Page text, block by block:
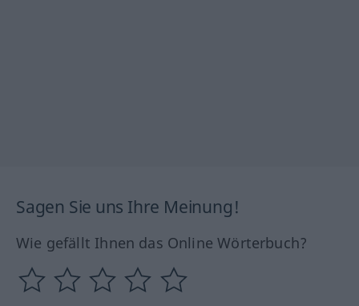
Sagen Sie uns Ihre Meinung!
Wie gefällt Ihnen das Online Wörterbuch?